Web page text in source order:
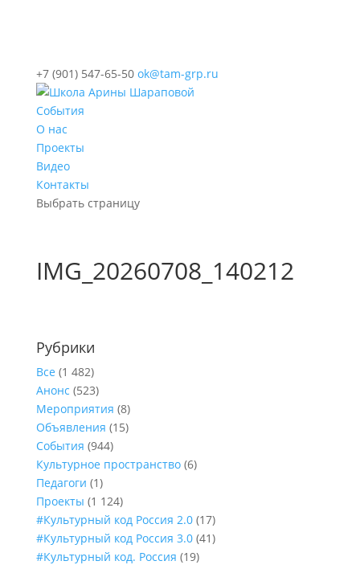
+7 (901) 547-65-50 ok@tam-grp.ru
События
О нас
Проекты
Видео
Контакты
Выбрать страницу
IMG_20260708_140212
Рубрики
Все (1 482)
Анонс (523)
Мероприятия (8)
Объявления (15)
События (944)
Культурное пространство(6)
Педагоги (1)
Проекты (1 124)
#Культурный код Россия 2.0(17)
#Культурный код Россия 3.0(41)
#Культурный код. Россия (19)